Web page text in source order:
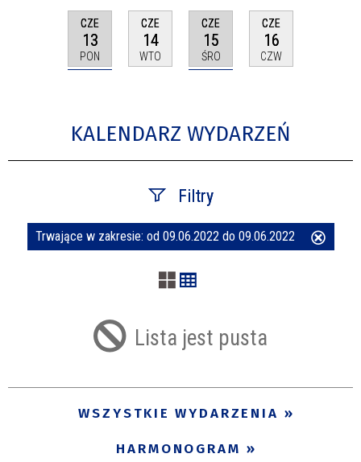
CZE
13
PON
CZE
14
WTO
CZE
15
ŚRO
CZE
16
CZW
KALENDARZ WYDARZEŃ
Filtry
Szukana fraza
Trwające w zakresie: od 09.06.2022 do 09.06.2022
Lista jest pusta
WSZYSTKIE WYDARZENIA
HARMONOGRAM